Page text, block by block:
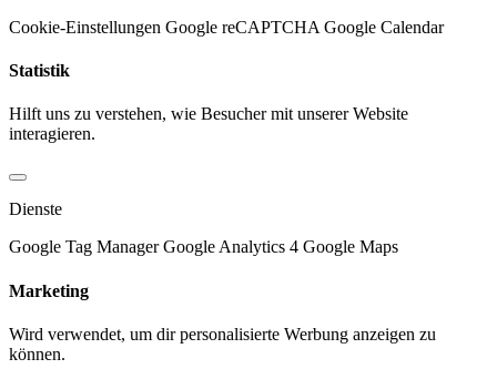
Cookie-Einstellungen Google reCAPTCHA Google Calendar
Statistik
Hilft uns zu verstehen, wie Besucher mit unserer Website
interagieren.
Dienste
Google Tag Manager Google Analytics 4 Google Maps
Marketing
Wird verwendet, um dir personalisierte Werbung anzeigen zu
können.